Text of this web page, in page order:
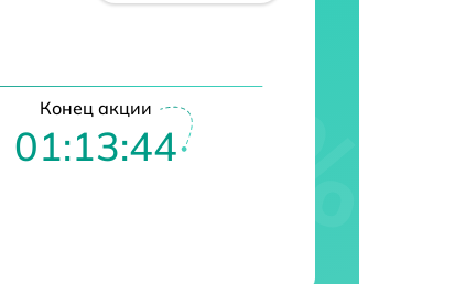
Конец акции
01:13:43